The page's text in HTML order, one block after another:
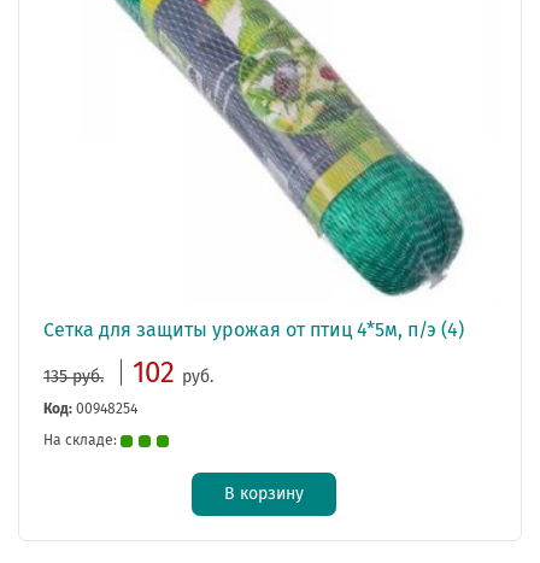
Сетка для защиты урожая от птиц 4*5м, п/э (4)
135 руб. 102 руб.
Код: 00948254
На складе:
В корзину